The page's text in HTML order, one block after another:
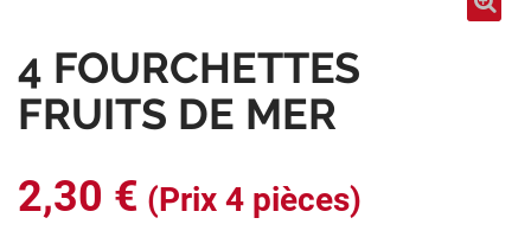
4 FOURCHETTES
FRUITS DE MER
2,30 € (Prix 4 pièces)